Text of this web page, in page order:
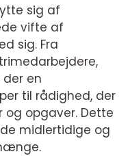
sig af
vifte af
sig. Fra
en
til rådighed, der
og opgaver. Dette
midlertidige og